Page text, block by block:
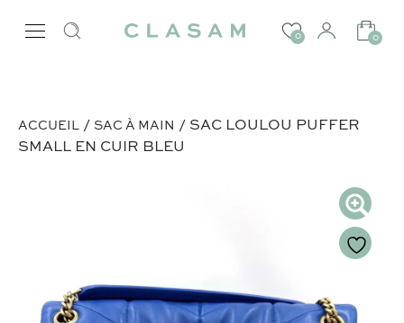
0 0
ACCUEIL / SAC À MAIN / SAC LOULOU PUFFER
SMALL EN CUIR BLEU